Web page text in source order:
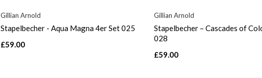
Gillian Arnold
Stapelbecher - Aqua Magna 4er Set 025
£59.00
Gillian Arnold
Stapelbecher – Cascades of
028
£59.00